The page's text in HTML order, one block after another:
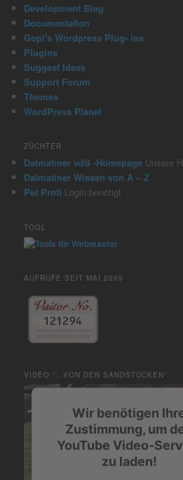
Development Blog
Documentation
Gopi's Wordpress Plug- ins
Plugins
Suggest Ideas
Support Forum
Themes
WordPress Planet
ZÜCHTER
Dalmatiner vdS -Homepage Unsere
Dalmatiner Wissen von A – Z
Pet Profi Login benötigt
TOOL
AUFRUFE SEIT MAI 2009
VIDEO “…VON DEN SANDSTÜCKEN”
Wir benötigen
Zustimmung, um
YouTube Video-
zu laden!